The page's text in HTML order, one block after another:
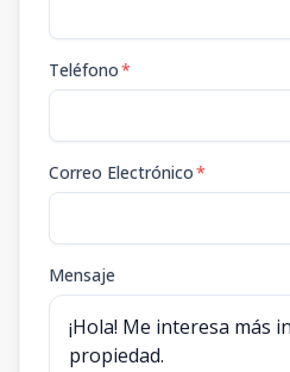
Teléfono*
Correo Electrónico*
Mensaje